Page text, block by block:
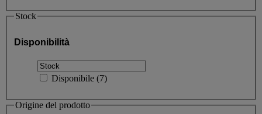
Stock
Disponibilità
Disponibile (7)
Origine del prodotto